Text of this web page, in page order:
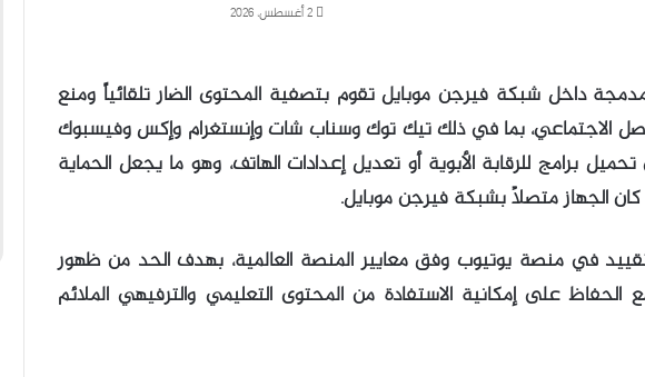
2 أغسطس، 2026
داخل شبكة فيرجن موبايل تقوم بتصفية المحتوى الضار تلقائياً ومنع
الاجتماعي، بما في ذلك تيك توك وسناب شات وإنستغرام وإكس وفيسبوك
برامج للرقابة الأبوية أو تعديل إعدادات الهاتف، وهو ما يجعل الحماية
الجهاز متصلاً بشبكة فيرجن موبايل.
في منصة يوتيوب وفق معايير المنصة العالمية، بهدف الحد من ظهور
الحفاظ على إمكانية الاستفادة من المحتوى التعليمي والترفيهي الملائم